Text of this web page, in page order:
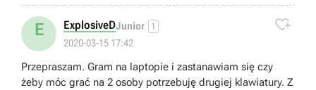
E ExplosiveDJunior 1
2020-03-15 17:42

Przepraszam. Gram na laptopie i zastanawiam się czy
żeby móc grać na 2 osoby potrzebuję drugiej klawiatury. Z